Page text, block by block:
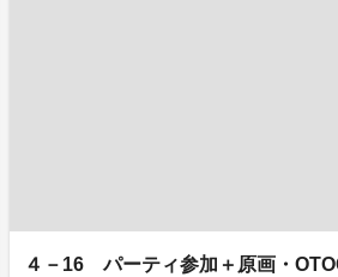
４－16 パーティ参加＋原画・